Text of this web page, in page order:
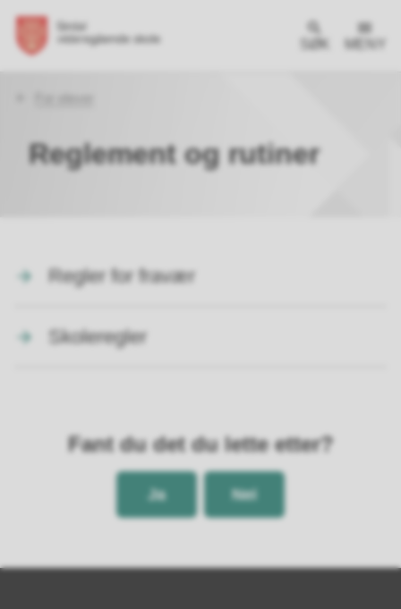
SØK MENY
Reglement og rutiner
Regler for fravær
Skoleregler
Fant du det du lette etter?
Ja Nei